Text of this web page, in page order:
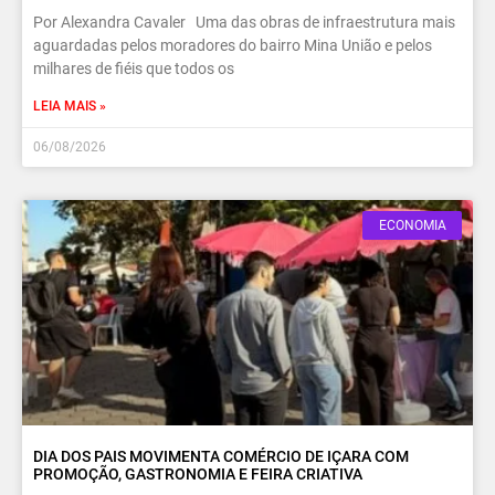
Por Alexandra Cavaler Uma das obras de infraestrutura mais
aguardadas pelos moradores do bairro Mina União e pelos
milhares de fiéis que todos os
LEIA MAIS »
06/08/2026
ECONOMIA
DIA DOS PAIS MOVIMENTA COMÉRCIO DE IÇARA COM
PROMOÇÃO, GASTRONOMIA E FEIRA CRIATIVA